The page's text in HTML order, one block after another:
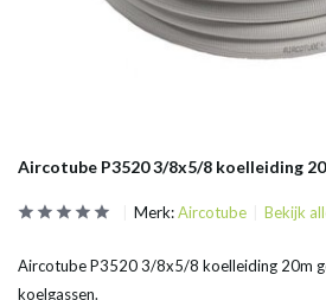
Aircotube P3520 3/8x5/8 koelleiding
Merk:Aircotube Bekijk
Aircotube P3520 3/8x5/8 koelleiding 20m
koelgassen.